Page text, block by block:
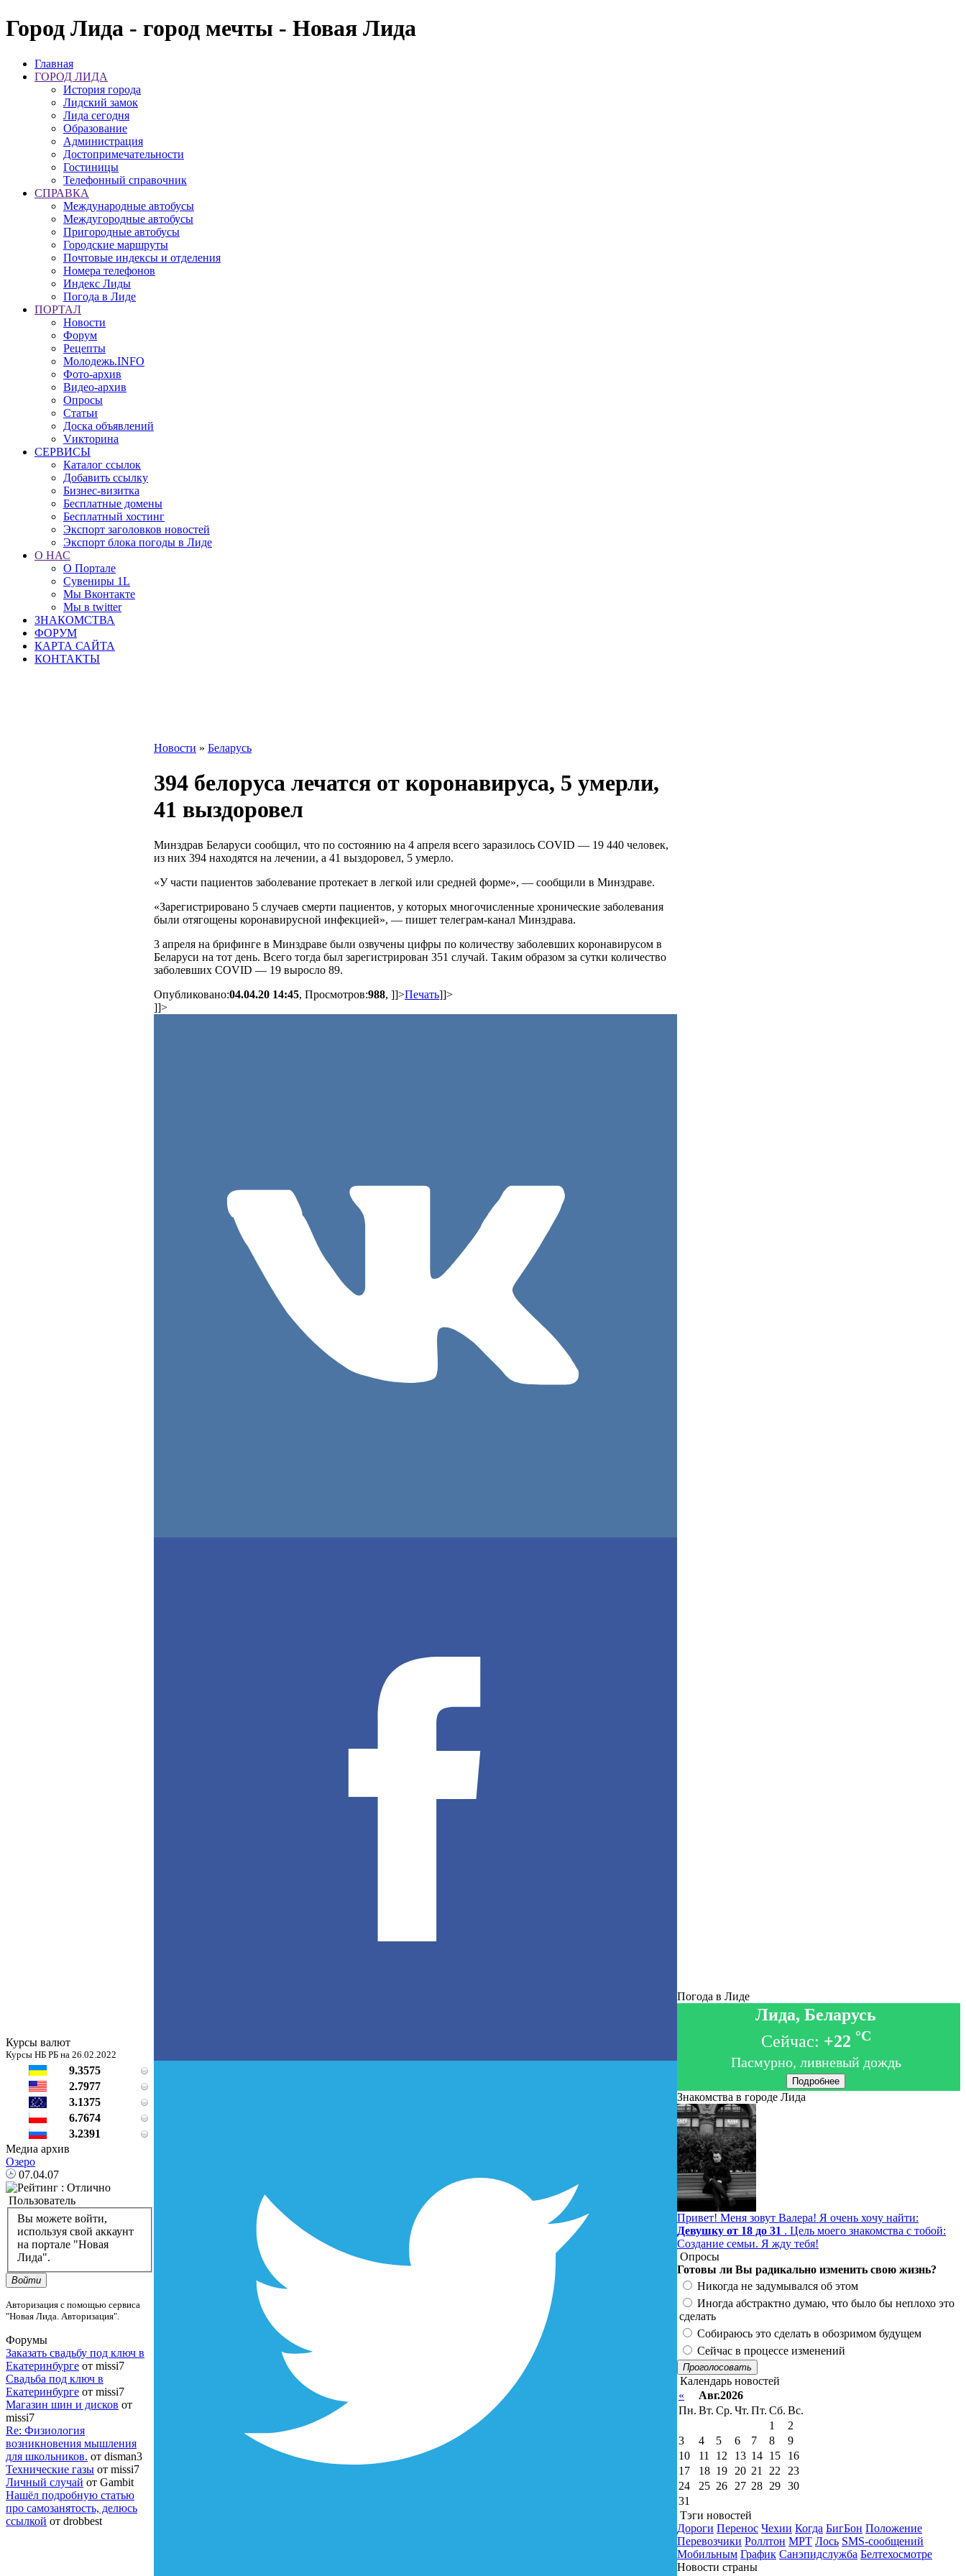
Город Лида - город мечты - Новая Лида
Главная
ГОРОД ЛИДА
История города
Лидский замок
Лида сегодня
Образование
Администрация
Достопримечательности
Гостиницы
Телефонный справочник
СПРАВКА
Международные автобусы
Междугородные автобусы
Пригородные автобусы
Городские маршруты
Почтовые индексы и отделения
Номера телефонов
Индекс Лиды
Погода в Лиде
ПОРТАЛ
Новости
Форум
Рецепты
Молодежь.INFO
Фото-архив
Видео-архив
Опросы
Статьи
Доска объявлений
Vикторина
СЕРВИСЫ
Каталог ссылок
Добавить ссылку
Бизнес-визитка
Бесплатные домены
Бесплатный хостинг
Экспорт заголовков новостей
Экспорт блока погоды в Лиде
О НАС
О Портале
Сувениры 1L
Мы Вконтакте
Мы в twitter
ЗНАКОМСТВА
ФОРУМ
КАРТА САЙТА
КОНТАКТЫ
Курсы валют
Курсы НБ РБ на 26.02.2022
9.3575
2.7977
3.1375
6.7674
3.2391
Медиа архив
Озеро
07.04.07
Пользователь
Вы можете войти,
используя свой аккаунт
на портале "Новая
Лида".
Войти
Авторизация с помощью сервиса
"Новая Лида. Авторизация".
Форумы
Заказать свадьбу под ключ в
Екатеринбурге от missi7
Cвадьба под ключ в
Екатеринбурге от missi7
Магазин шин и дисков от
missi7
Re: Физиология
возникновения мышления
для школьников. от disman3
Технические газы от missi7
Личный случай от Gambit
Нашёл подробную статью
про самозанятость, делюсь
ссылкой от drobbest
Новости » Беларусь
394 белоруса лечатся от коронавируса, 5 умерли,
41 выздоровел
Минздрав Беларуси сообщил, что по состоянию на 4 апреля всего заразилось COVID — 19 440 человек,
из них 394 находятся на лечении, а 41 выздоровел, 5 умерло.
«У части пациентов заболевание протекает в легкой или средней форме», — сообщили в Минздраве.
«Зарегистрировано 5 случаев смерти пациентов, у которых многочисленные хронические заболевания
были отягощены коронавирусной инфекцией», — пишет телеграм-канал Минздрава.
3 апреля на брифинге в Минздраве были озвучены цифры по количеству заболевших коронавирусом в
Беларуси на тот день. Всего тогда был зарегистрирован 351 случай. Таким образом за сутки количество
заболевших COVID — 19 выросло 89.
Опубликовано:04.04.20 14:45, Просмотров:988, ]]>Печать]]>
]]>
Погода в Лиде
Лида, Беларусь
Сейчас: +22 °C
Пасмурно, ливневый дождь
Подробнее
Знакомства в городе Лида
Привет! Меня зовут Валера! Я очень хочу найти:
Девушку от 18 до 31 . Цель моего знакомства с тобой:
Создание семьи. Я жду тебя!
Опросы
Готовы ли Вы радикально изменить свою жизнь?
Никогда не задумывался об этом
Иногда абстрактно думаю, что было бы неплохо это
сделать
Собираюсь это сделать в обозримом будущем
Сейчас в процессе изменений
Проголосовать
Календарь новостей
«
Авг.2026
Пн. Вт. Ср. Чт. Пт. Сб. Вс.
1
2
3
4 5 6 7 8
9
10
11 12 13 14 15
16
17
18 19 20 21 22
23
24
25 26 27 28 29 30
31
Тэги новостей
Дороги Перенос Чехии Когда БигБон Положение
Перевозчики Роллтон МРТ Лось SMS-сообщений
Мобильным График Санэпидслужба Белтехосмотре
Новости страны